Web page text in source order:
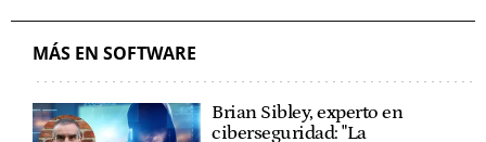
MÁS EN SOFTWARE
Brian Sibley, experto en
ciberseguridad: "La